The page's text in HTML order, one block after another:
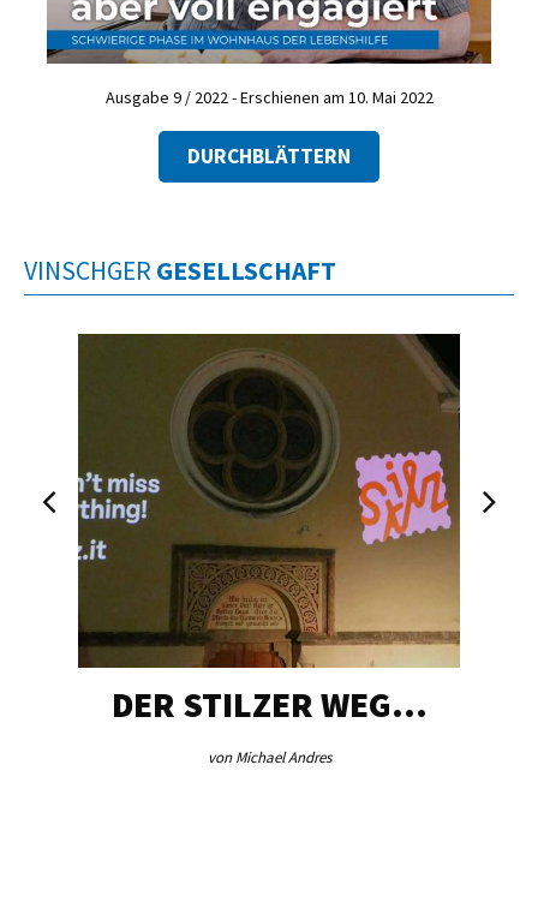
Ausgabe 9 / 2022 - Erschienen am 10. Mai 2022
DURCHBLÄTTERN
VINSCHGER GESELLSCHAFT
DER STILZER WEG…
von Michael Andres